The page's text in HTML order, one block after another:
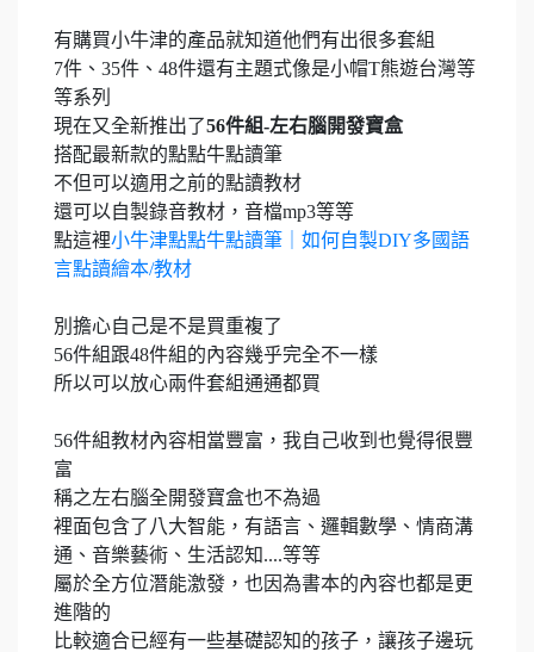
有購買小牛津的產品就知道他們有出很多套組
7件、35件、48件還有主題式像是小帽T熊遊台灣等
等系列
現在又全新推出了56件組-左右腦開發寶盒
搭配最新款的點點牛點讀筆
不但可以適用之前的點讀教材
還可以自製錄音教材，音檔mp3等等
點這裡小牛津點點牛點讀筆｜如何自製DIY多國語
言點讀繪本/教材
別擔心自己是不是買重複了
56件組跟48件組的內容幾乎完全不一樣
所以可以放心兩件套組通通都買
56件組教材內容相當豐富，我自己收到也覺得很豐
富
稱之左右腦全開發寶盒也不為過
裡面包含了八大智能，有語言、邏輯數學、情商溝
通、音樂藝術、生活認知....等等
屬於全方位潛能激發，也因為書本的內容也都是更
進階的
比較適合已經有一些基礎認知的孩子，讓孩子邊玩